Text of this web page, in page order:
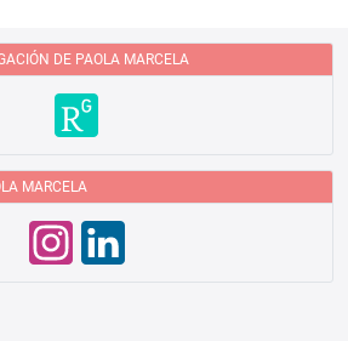
DE PAOLA MARCELA
MARCELA